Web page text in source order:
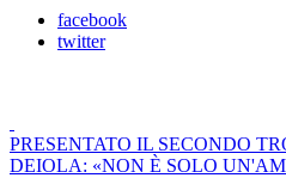
facebook
twitter
PRESENTATO IL SECONDO
DEIOLA: «NON È SOLO